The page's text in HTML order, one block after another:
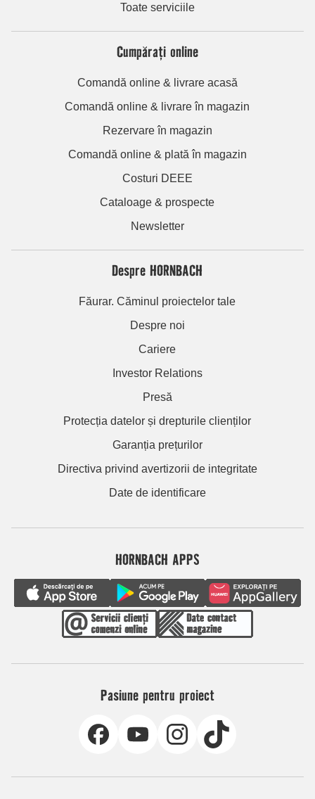
Toate serviciile
Cumpărați online
Comandă online & livrare acasă
Comandă online & livrare în magazin
Rezervare în magazin
Comandă online & plată în magazin
Costuri DEEE
Cataloage & prospecte
Newsletter
Despre HORNBACH
Făurar. Căminul proiectelor tale
Despre noi
Cariere
Investor Relations
Presă
Protecția datelor și drepturile clienților
Garanția prețurilor
Directiva privind avertizorii de integritate
Date de identificare
HORNBACH APPS
Pasiune pentru proiect